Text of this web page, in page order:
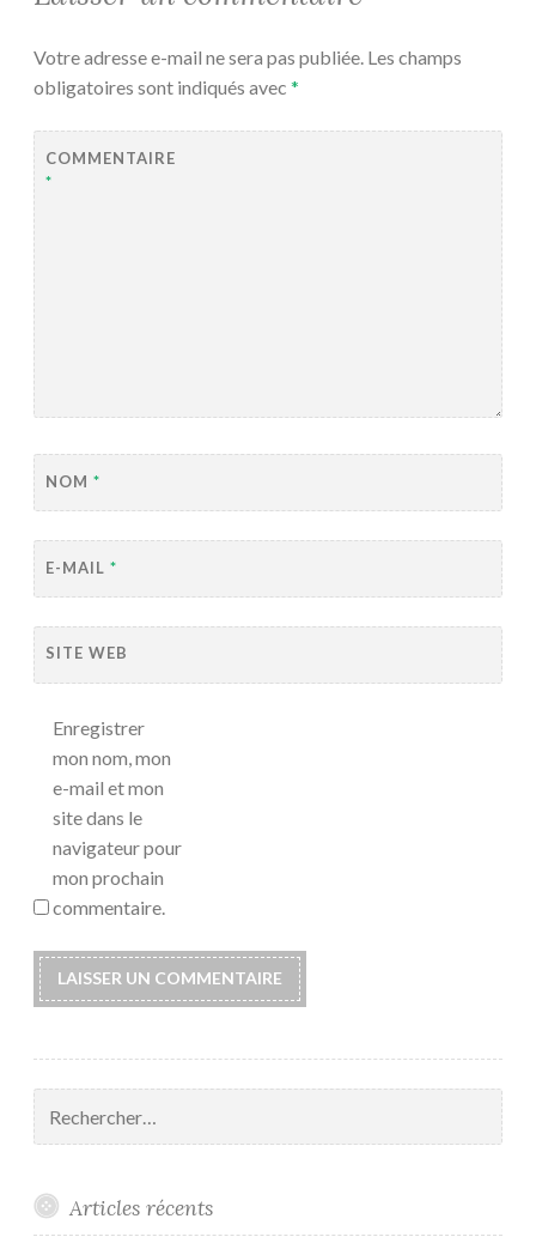
Votre adresse e-mail ne sera pas publiée. Les champs
obligatoires sont indiqués avec *
COMMENTAIRE
*
NOM *
E-MAIL *
SITE WEB
Enregistrer
mon nom, mon
e-mail et mon
site dans le
navigateur pour
mon prochain
commentaire.
Articles récents